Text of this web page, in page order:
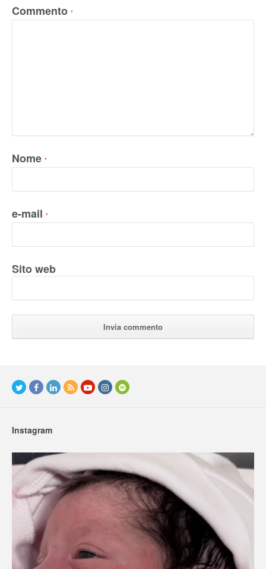
Commento *
Nome *
e-mail *
Sito web
Instagram